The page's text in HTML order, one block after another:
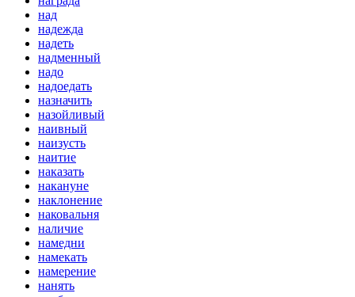
над
надежда
надеть
надменный
надо
надоедать
назначить
назойливый
наивный
наизусть
наитие
наказать
накануне
наклонение
наковальня
наличие
намедни
намекать
намерение
нанять